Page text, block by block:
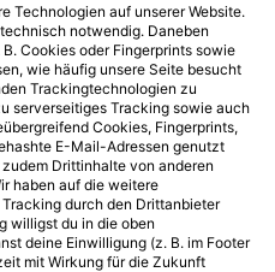
Technologien auf unserer Website.
notwendig. Daneben
Cookies oder Fingerprints sowie
wie häufig unsere Seite besucht
Trackingtechnologien zu
serverseitiges Tracking sowie auch
Cookies, Fingerprints,
E-Mail-Adressen genutzt
Drittinhalte von anderen
haben auf die weitere
durch den Drittanbieter
willigst du in die oben
deine Einwilligung (z. B. im Footer
mit Wirkung für die Zukunft